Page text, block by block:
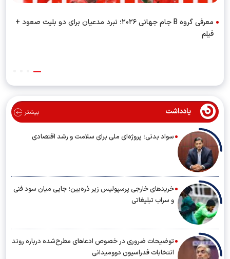
معرفی گروه B جام جهانی ۲۰۲۶؛ نبرد مدعیان برای دو بلیت صعود +
فیلم
یادداشت بیشتر
سواد بدنی؛ پروژه‌ای ملی برای سلامت و رشد اقتصادی
خریدهای خارجی پرسپولیس زیر ذره‌بین؛ جایی میان سود فنی
و سراب تبلیغاتی
توضیحات ضروری در خصوص ادعاهای مطرح‌شده درباره روند
انتخابات فدراسیون دوومیدانی